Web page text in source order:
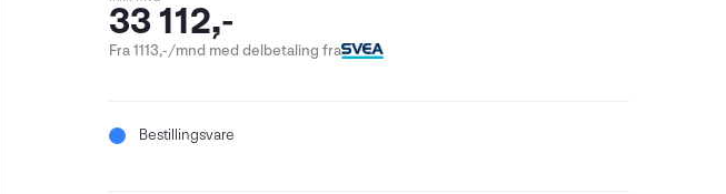
33 112,-
Fra 1113,-/mnd med delbetaling fra
Bestillingsvare